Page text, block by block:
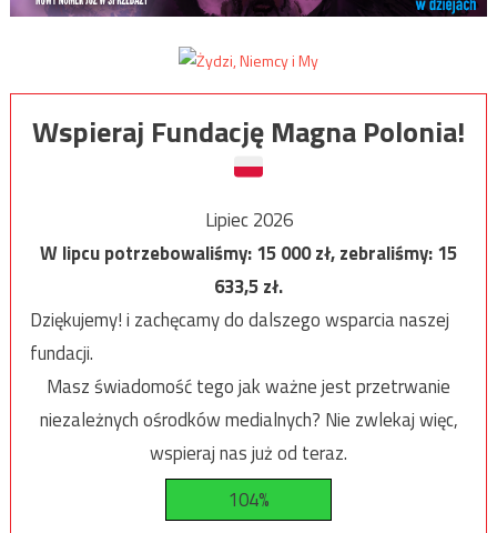
Wspieraj Fundację Magna Polonia!
Lipiec 2026
W lipcu potrzebowaliśmy:15 000zł, zebraliśmy:15
633,5zł.
Dziękujemy! i zachęcamy do dalszego wsparcia naszej
fundacji.
Masz świadomość tego jak ważne jest przetrwanie
niezależnych ośrodków medialnych? Nie zwlekaj więc,
wspieraj nas już od teraz.
104%